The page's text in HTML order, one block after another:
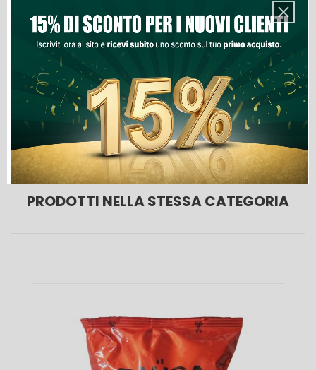
Aggiungi Al Carrello
Lista Dei Desideri
PRODOTTI NELLA STESSA CATEGORIA